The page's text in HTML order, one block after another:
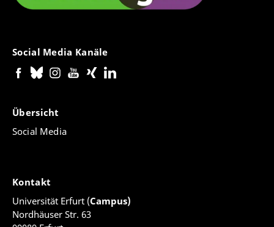
Social Media Kanäle
Übersicht
Social Media
Kontakt
Universität Erfurt (Campus)
Nordhäuser Str. 63